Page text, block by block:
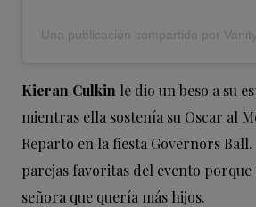
Una publicación compartida por
Kieran Culkin le dio un beso a su
mientras ella sostenía su Oscar al
Reparto en la fiesta Governors
parejas favoritas del evento porque
señora que quería más hijos.